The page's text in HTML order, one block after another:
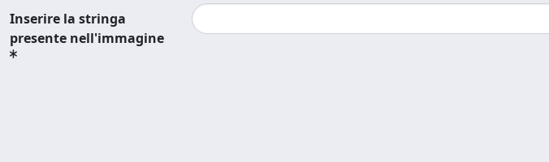
Inserire la stringa
presente nell'immagine